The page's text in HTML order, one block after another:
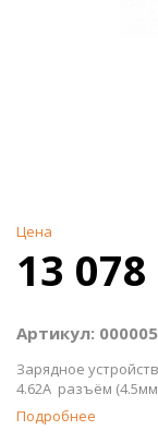
Цена
13 078
Артикул:
Зарядное
4.62A разъём
Подробнее